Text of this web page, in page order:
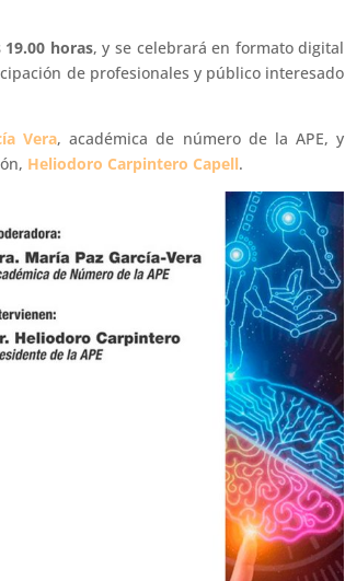
horas, y se celebrará en formato digital
de profesionales y público interesado
Vera, académica de número de la APE, y
Heliodoro Carpintero Capell.